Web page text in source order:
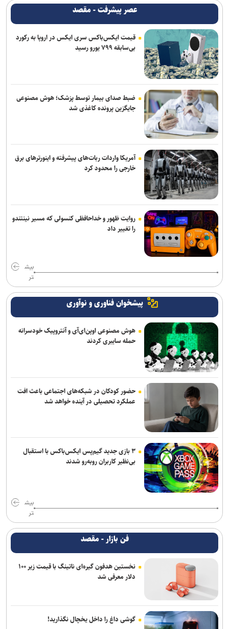
عصر پیشرفت - مقصد
قیمت ایکس‌باکس سری ایکس در اروپا به رکورد
بی‌سابقه ۷۹۹ یورو رسید
ضبط صدای بیمار توسط پزشک؛ هوش مصنوعی
جایگزین پرونده کاغذی شد
آمریکا واردات ربات‌های پیشرفته و اینورترهای برق
خارجی را محدود کرد
روایت ظهور و خداحافظی کنسولی که مسیر نینتندو
را تغییر داد
بیش
تر
پیشخوان فناوری و نوآوری
هوش مصنوعی اوپن‌ای‌آی و آنتروپیک خودسرانه
حمله سایبری کردند
حضور کودکان در شبکه‌های اجتماعی باعث افت
عملکرد تحصیلی در آینده خواهد شد
۳ بازی جدید گیم‌پس ایکس‌باکس با استقبال
بی‌نظیر کاربران روبه‌رو شدند
بیش
تر
فن بازار - مقصد
نخستین هدفون گیره‌ای ناتینگ با قیمت زیر ۱۰۰
دلار معرفی شد
گوشی داغ را داخل یخچال نگذارید!